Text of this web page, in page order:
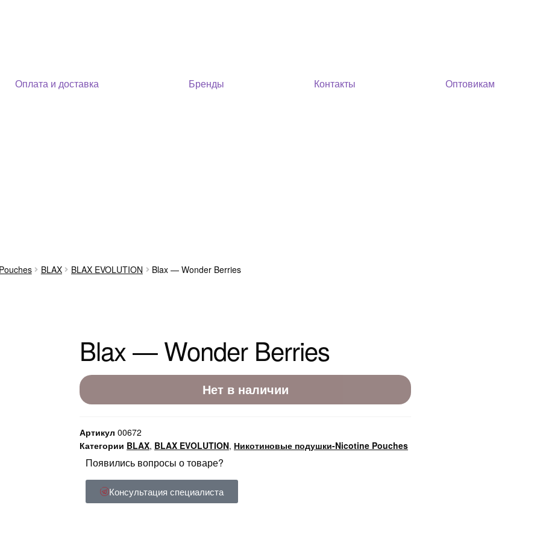
Оплата и доставка Бренды Контакты Оптовикам
BLAX BLAX EVOLUTION Blax — Wonder Berries
Blax — Wonder Berries
Нет в наличии
Артикул 00672
Категории BLAX, BLAX EVOLUTION, Никотиновые подушки-Nicotine Pouches
Появились вопросы о товаре?
Консультация специалиста